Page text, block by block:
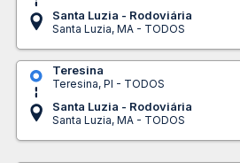
Santa Luzia - Rodoviária
Santa Luzia, MA - TODOS
Teresina
Teresina, PI - TODOS
Santa Luzia - Rodoviária
Santa Luzia, MA - TODOS